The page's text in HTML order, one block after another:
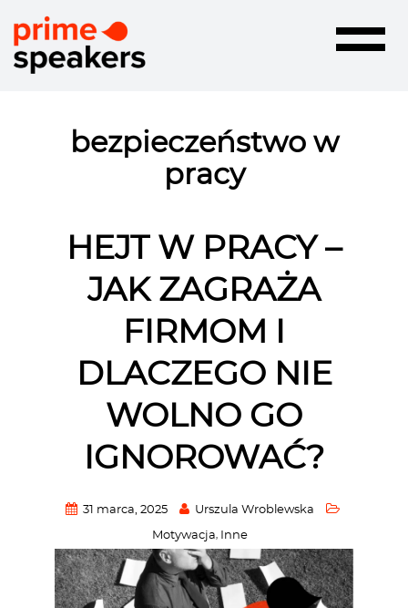
Toggle
bezpieczeństwo w
pracy
HEJT W PRACY –
JAK ZAGRAŻA
FIRMOM I
DLACZEGO NIE
WOLNO GO
IGNOROWAĆ?
31 marca, 2025 Urszula Wroblewska
Motywacja, Inne